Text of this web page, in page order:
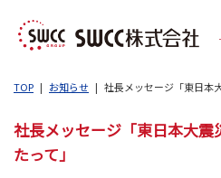
TOP お知らせ 社長メッセージ「東日本
社長メッセージ「東日本大震
たって」